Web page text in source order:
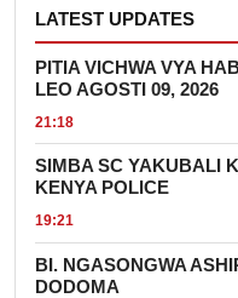
LATEST UPDATES
PITIA VICHWA VYA
LEO AGOSTI 09, 2026
21:18
SIMBA SC YAKUBALI
KENYA POLICE
19:21
BI. NGASONGWA
DODOMA